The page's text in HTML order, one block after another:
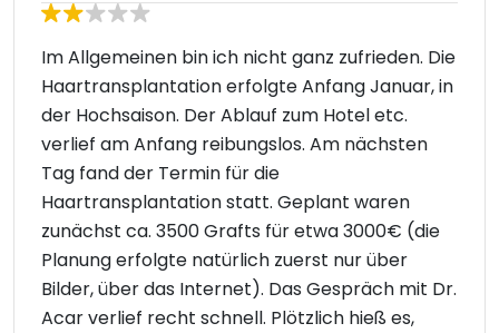
Im Allgemeinen bin ich nicht ganz zufrieden. Die
Haartransplantation erfolgte Anfang Januar, in
der Hochsaison. Der Ablauf zum Hotel etc.
verlief am Anfang reibungslos. Am nächsten
Tag fand der Termin für die
Haartransplantation statt. Geplant waren
zunächst ca. 3500 Grafts für etwa 3000€ (die
Planung erfolgte natürlich zuerst nur über
Bilder, über das Internet). Das Gespräch mit Dr.
Acar verlief recht schnell. Plötzlich hieß es,